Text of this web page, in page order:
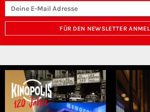
FÜR DEN NEWSLETTER